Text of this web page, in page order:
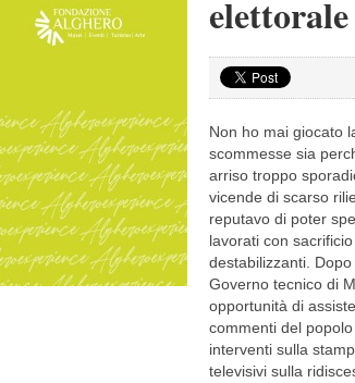
elettorale
Non ho mai giocato
scommesse sia
arriso troppo
vicende di scarso
reputavo di poter
lavorati con
destabilizzanti.
Governo tecnico di
opportunità di
commenti del
interventi sulla
televisivi sulla